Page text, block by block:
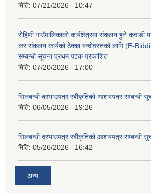
मिति: 07/21/2026 - 10:47
रोहिणी गाउँपालिकाको कार्यक्षेत्रमा संकलन हुने कवाडी
कर संकलन कार्यको ठेक्का बन्दोवस्तको लागि (E-
सम्बन्धी सूचना प्रथम पटक प्रकाशित
मिति: 07/20/2026 - 17:00
सिलबन्धी दरभाउपत्र स्वीकृतिको आशयपत्र सम्बन्धी
मिति: 06/05/2026 - 19:26
सिलबन्धी दरभाउपत्र स्वीकृतिको आशयपत्र सम्बन्धी
मिति: 05/26/2026 - 16:42
अन्य